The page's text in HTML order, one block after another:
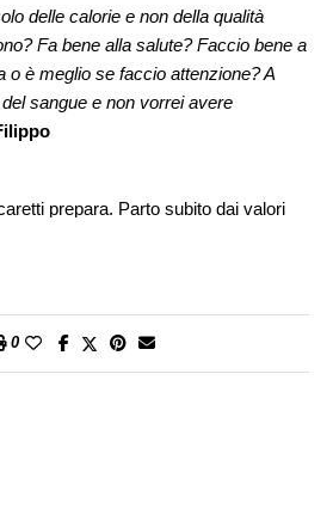
delle calorie e non della qualità
Fa bene alla salute? Faccio bene a
o è meglio se faccio attenzione? A
sangue e non vorrei avere
prepara. Parto subito dai valori
contengono circa 99 g di grassi
saturi. L’olio di oliva 90 g di grassi
sicuramente saprà, troppi grassi saturi
0